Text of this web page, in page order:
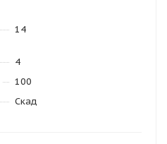
14
4
100
Скад